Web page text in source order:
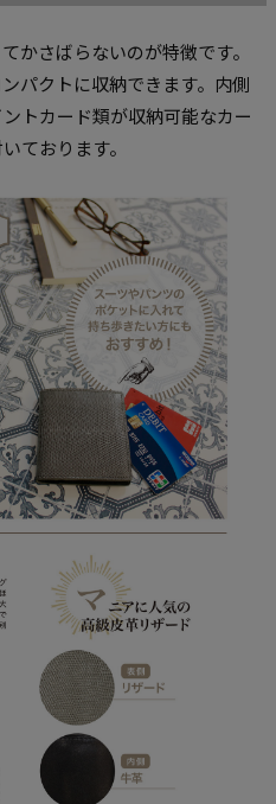
かさばらないのが特徴です。
パクトに収納できます。内側
トカード類が収納可能なカー
ております。